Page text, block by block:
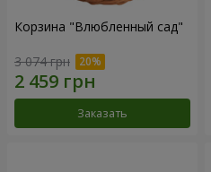
Корзина "Влюбленный сад"
3 074 грн
Заказать